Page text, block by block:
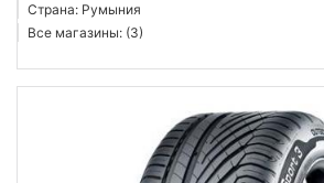
Страна: Румыния
Все магазины: (3)